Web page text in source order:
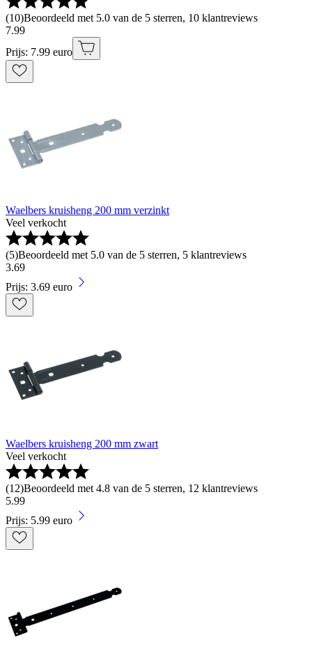
(10)Beoordeeld met 5.0 van de 5 sterren, 10 klantreviews
7.99
Prijs: 7.99 euro
Waelbers kruisheng 200 mm verzinkt
Veel verkocht
(5)Beoordeeld met 5.0 van de 5 sterren, 5 klantreviews
3.69
Prijs: 3.69 euro
Waelbers kruisheng 200 mm zwart
Veel verkocht
(12)Beoordeeld met 4.8 van de 5 sterren, 12 klantreviews
5.99
Prijs: 5.99 euro